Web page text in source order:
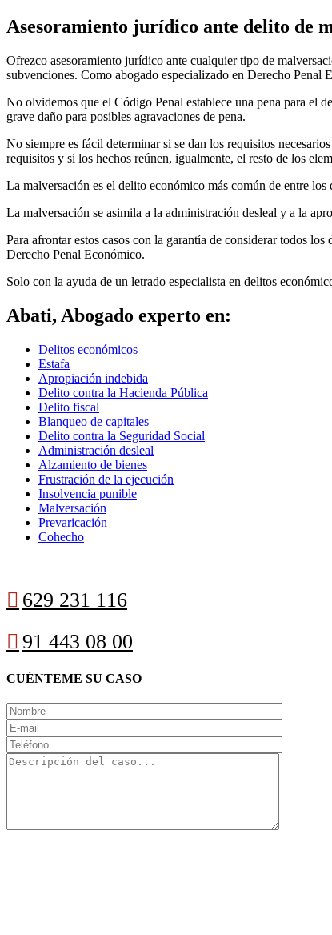
Asesoramiento jurídico ante delito de
Ofrezco asesoramiento jurídico ante cualquier tipo de
subvenciones. Como abogado especializado en Derecho Penal
No olvidemos que el Código Penal establece una pena para el
grave daño para posibles agravaciones de pena.
No siempre es fácil determinar si se dan los requisitos
requisitos y si los hechos reúnen, igualmente, el resto de los
La malversación es el delito económico más común de entre
La malversación se asimila a la administración desleal y a la
Para afrontar estos casos con la garantía de considerar todos
Derecho Penal Económico.
Solo con la ayuda de un letrado especialista en delitos
Abati, Abogado experto en:
Delitos económicos
Estafa
Apropiación indebida
Delito contra la Hacienda Pública
Delito fiscal
Blanqueo de capitales
Delito contra la Seguridad Social
Administración desleal
Alzamiento de bienes
Frustración de la ejecución
Insolvencia punible
Malversación
Prevaricación
Cohecho
 629 231 116
 91 443 08 00
CUÉNTEME SU CASO